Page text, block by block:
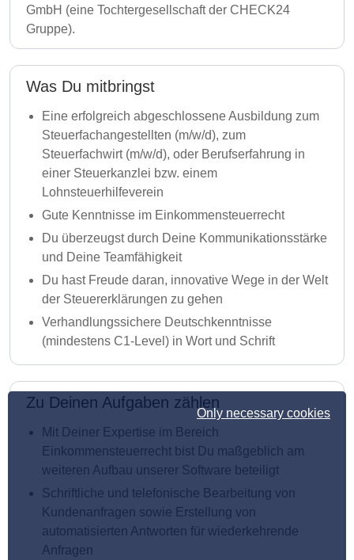
Only necessary cookies
GmbH (eine Tochtergesellschaft der CHECK24
Gruppe).
Was Du mitbringst
Eine erfolgreich abgeschlossene Ausbildung zum
Steuerfachangestellten (m/w/d), zum
Steuerfachwirt (m/w/d), oder Berufserfahrung in
einer Steuerkanzlei bzw. einem
Lohnsteuerhilfeverein
Gute Kenntnisse im Einkommensteuerrecht
Du überzeugst durch Deine Kommunikationsstärke
und Deine Teamfähigkeit
Du hast Freude daran, innovative Wege in der Welt
der Steuererklärungen zu gehen
Verhandlungssichere Deutschkenntnisse
(mindestens C1-Level) in Wort und Schrift
Zu Deinen Aufgaben zählen
Mit Deiner Expertise im Bereich
Einkommensteuerrecht bist Du maßgeblich am
weiteren Aufbau unserer Software beteiligt
Schriftliche und telefonische Bearbeitung von
Kundenanfragen sowie Erstellung von
automatisierten Antworten für wiederkehrende
Anfragen